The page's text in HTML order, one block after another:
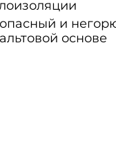
и
основе